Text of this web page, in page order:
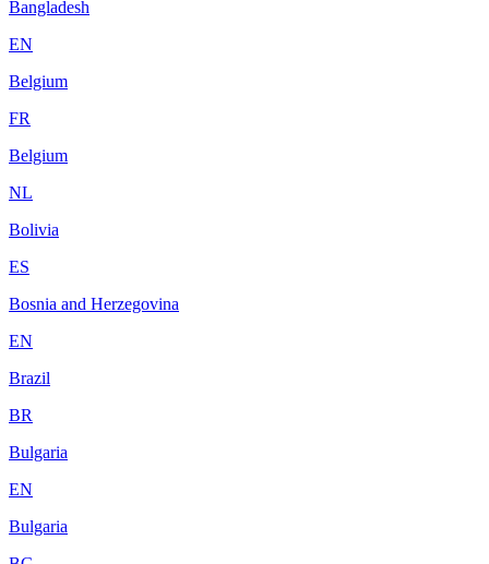
Bangladesh
EN
Belgium
FR
Belgium
NL
Bolivia
ES
Bosnia and Herzegovina
EN
Brazil
BR
Bulgaria
EN
Bulgaria